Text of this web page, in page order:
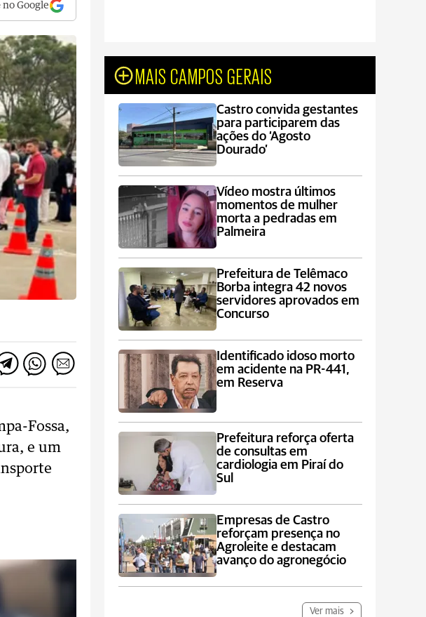
no Google
Fossa,
e um
MAIS CAMPOS GERAIS
Castro convida gestantes
para participarem das
ações do ‘Agosto
Dourado’
Vídeo mostra últimos
momentos de mulher
morta a pedradas em
Palmeira
Prefeitura de Telêmaco
Borba integra 42 novos
servidores aprovados em
Concurso
Identificado idoso morto
em acidente na PR-441,
em Reserva
Prefeitura reforça oferta
de consultas em
cardiologia em Piraí do
Sul
Empresas de Castro
reforçam presença no
Agroleite e destacam
avanço do agronegócio
Ver mais